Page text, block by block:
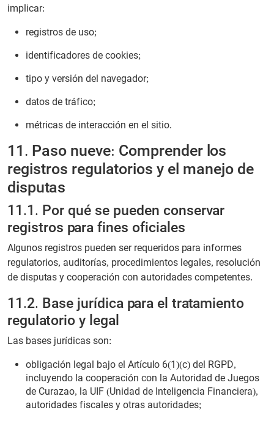
implicar:
registros de uso;
identificadores de cookies;
tipo y versión del navegador;
datos de tráfico;
métricas de interacción en el sitio.
11. Paso nueve: Comprender los
registros regulatorios y el manejo de
disputas
11.1. Por qué se pueden conservar
registros para fines oficiales
Algunos registros pueden ser requeridos para informes
regulatorios, auditorías, procedimientos legales, resolución
de disputas y cooperación con autoridades competentes.
11.2. Base jurídica para el tratamiento
regulatorio y legal
Las bases jurídicas son:
obligación legal bajo el Artículo 6(1)(c) del RGPD,
incluyendo la cooperación con la Autoridad de Juegos
de Curazao, la UIF (Unidad de Inteligencia Financiera),
autoridades fiscales y otras autoridades;